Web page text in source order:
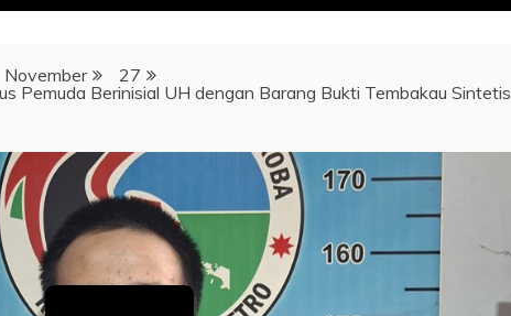
November
27
Pemuda Berinisial UH dengan Barang Bukti Tembakau Sintetis